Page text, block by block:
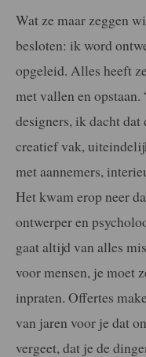
Wat ze maar zeggen
besloten: ik word
opgeleid. Alles heeft
met vallen en
designers, ik dacht dat
creatief vak,
met aannemers,
Het kwam erop neer
ontwerper en
gaat altijd van alles
voor mensen, je moet
inpraten. Offertes
van jaren voor je dat
vergeet, dat je de